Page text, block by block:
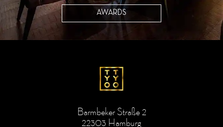
AWARDS
Barmbeker Straße 2
22303 Hamburg